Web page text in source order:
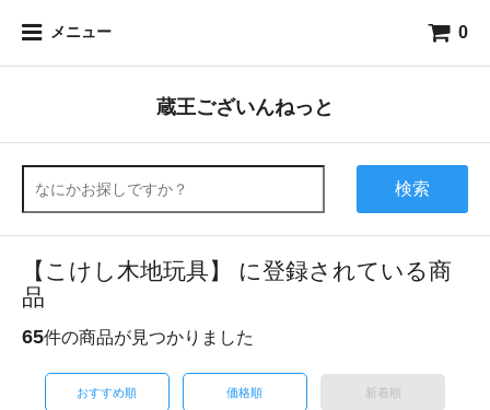
メニュー 0
蔵王ございんねっと
検索
【こけし木地玩具】 に登録されている商
品
65件の商品が見つかりました
おすすめ順 価格順 新着順